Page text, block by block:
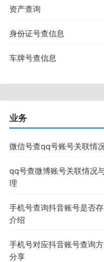
资产查询
身份证号查信息
车牌号查信息
业务
微信号查qq号账号关联情
qq号查微博账号关联情况
理
手机号查询抖音账号是否
介绍
手机号对应抖音账号查询
分享